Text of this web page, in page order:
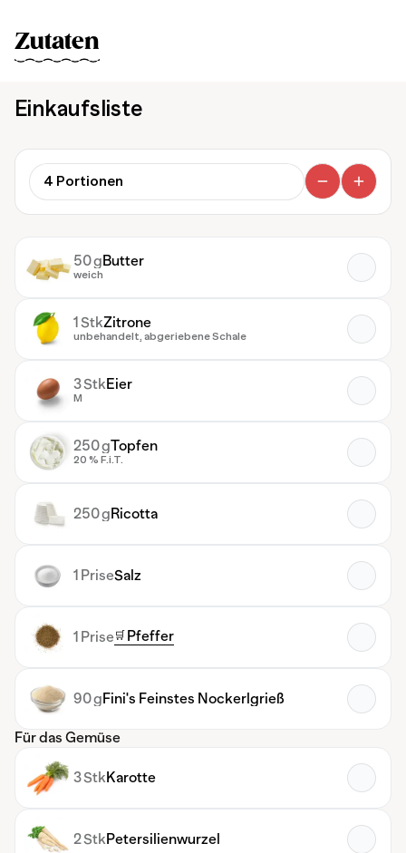
Zutaten